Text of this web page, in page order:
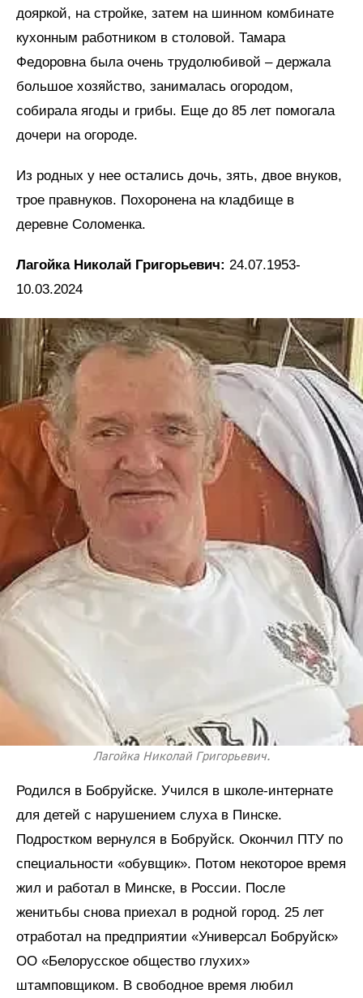
дояркой, на стройке, затем на шинном комбинате
кухонным работником в столовой. Тамара
Федоровна была очень трудолюбивой – держала
большое хозяйство, занималась огородом,
собирала ягоды и грибы. Еще до 85 лет помогала
дочери на огороде.
Из родных у нее остались дочь, зять, двое внуков,
трое правнуков. Похоронена на кладбище в
деревне Соломенка.
Лагойка Николай Григорьевич: 24.07.1953-
10.03.2024
Лагойка Николай Григорьевич.
Родился в Бобруйске. Учился в школе-интернате
для детей с нарушением слуха в Пинске.
Подростком вернулся в Бобруйск. Окончил ПТУ по
специальности «обувщик». Потом некоторое время
жил и работал в Минске, в России. После
женитьбы снова приехал в родной город. 25 лет
отработал на предприятии «Универсал Бобруйск»
ОО «Белорусское общество глухих»
штамповщиком. В свободное время любил